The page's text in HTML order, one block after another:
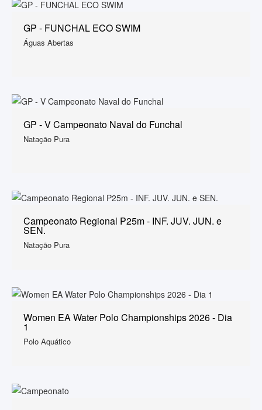
GP - FUNCHAL ECO SWIM
Águas Abertas
GP - V Campeonato Naval do Funchal
Natação Pura
Campeonato Regional P25m - INF. JUV. JUN. e
SEN.
Natação Pura
Women EA Water Polo Championships 2026 - Dia
1
Polo Aquático